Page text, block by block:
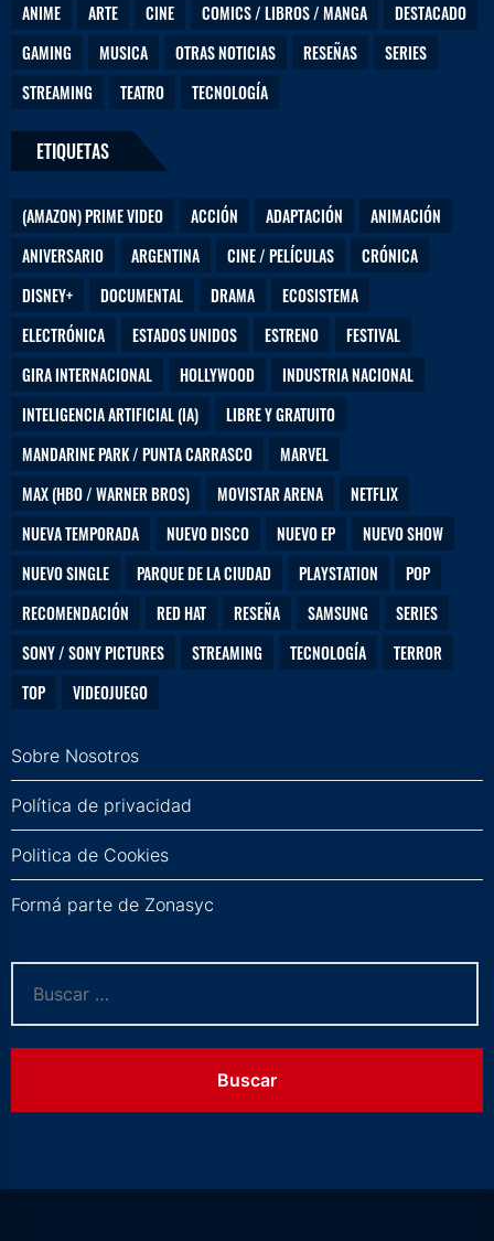
ANIME ARTE CINE COMICS / LIBROS / MANGA
DESTACADO
GAMING
MUSICA OTRAS NOTICIAS RESEÑAS
SERIES
STREAMING
TEATRO TECNOLOGÍA
ETIQUETAS
(AMAZON) PRIME VIDEO ACCIÓN ADAPTACIÓN
ANIMACIÓN
ANIVERSARIO
ARGENTINA CINE / PELÍCULAS
CRÓNICA
DISNEY+
DOCUMENTAL DRAMA
ECOSISTEMA
ELECTRÓNICA
ESTADOS UNIDOS ESTRENO
FESTIVAL
GIRA INTERNACIONAL
HOLLYWOOD
INDUSTRIA NACIONAL
INTELIGENCIA ARTIFICIAL (IA)
LIBRE Y GRATUITO
MANDARINE PARK / PUNTA CARRASCO
MARVEL
MAX (HBO / WARNER BROS)
MOVISTAR ARENA
NETFLIX
NUEVA TEMPORADA
NUEVO DISCO NUEVO EP
NUEVO SHOW
NUEVO SINGLE
PARQUE DE LA CIUDAD PLAYSTATION
POP
RECOMENDACIÓN
RED HAT RESEÑA SAMSUNG
SERIES
SONY / SONY PICTURES
STREAMING TECNOLOGÍA
TERROR
TOP
VIDEOJUEGO
Sobre Nosotros
Política de privacidad
Politica de Cookies
Formá parte de Zonasyc